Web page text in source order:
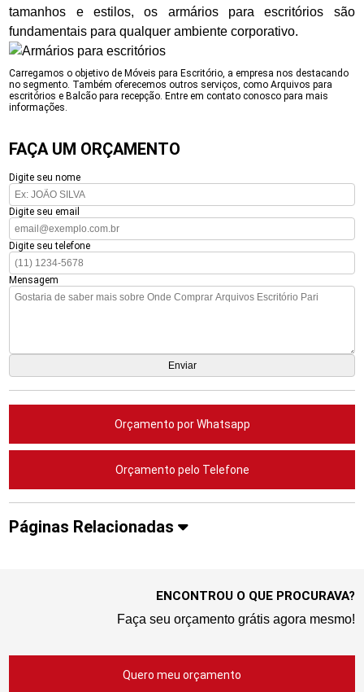
tamanhos e estilos, os armários para escritórios são
fundamentais para qualquer ambiente corporativo.
Carregamos o objetivo de Móveis para Escritório, a empresa nos destacando
no segmento. Também oferecemos outros serviços, como Arquivos para
escritórios e Balcão para recepção. Entre em contato conosco para mais
informações.
FAÇA UM ORÇAMENTO
Digite seu nome
Digite seu email
Digite seu telefone
Mensagem
Orçamento por Whatsapp
Orçamento pelo Telefone
Páginas Relacionadas
ENCONTROU O QUE PROCURAVA?
Faça seu orçamento grátis agora mesmo!
Quero meu orçamento